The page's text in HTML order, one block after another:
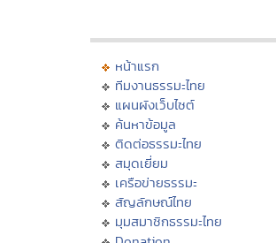
หน้าแรก
ทีมงานธรรมะไทย
แผนผังเว็บไซต์
ค้นหาข้อมูล
ติดต่อธรรมะไทย
สมุดเยี่ยม
เครือข่ายธรรมะ
สัญลักษณ์ไทย
มุมสมาชิกธรรมะไทย